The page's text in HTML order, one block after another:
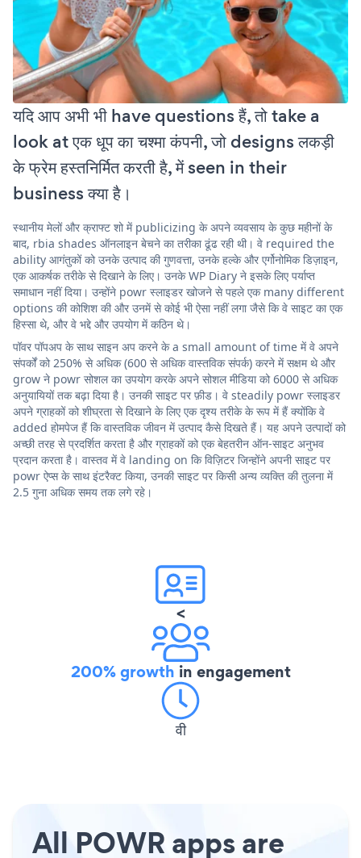
यदि आप अभी भी have questions हैं, तो take a
look at एक धूप का चश्मा कंपनी, जो designs लकड़ी
के फ्रेम हस्तनिर्मित करती है, में seen in their
business क्या है।
स्थानीय मेलों और क्राफ्ट शो में publicizing के अपने व्यवसाय के कुछ महीनों के
बाद, rbia shades ऑनलाइन बेचने का तरीका ढूंढ रही थी। वे required the
ability आगंतुकों को उनके उत्पाद की गुणवत्ता, उनके हल्के और एर्गोनोमिक डिज़ाइन,
एक आकर्षक तरीके से दिखाने के लिए। उनके WP Diary ने इसके लिए पर्याप्त
समाधान नहीं दिया। उन्होंने powr स्लाइडर खोजने से पहले एक many different
options की कोशिश की और उनमें से कोई भी ऐसा नहीं लगा जैसे कि वे साइट का एक
हिस्सा थे, और वे भद्दे और उपयोग में कठिन थे।
पॉवर पॉपअप के साथ साइन अप करने के a small amount of time में वे अपने
संपर्कों को 250% से अधिक (600 से अधिक वास्तविक संपर्क) करने में सक्षम थे और
grow ने powr सोशल का उपयोग करके अपने सोशल मीडिया को 6000 से अधिक
अनुयायियों तक बढ़ा दिया है। उनकी साइट पर फ़ीड। वे steadily powr स्लाइडर
अपने ग्राहकों को शीघ्रता से दिखाने के लिए एक दृश्य तरीके के रूप में हैं क्योंकि वे
added होमपेज हैं कि वास्तविक जीवन में उत्पाद कैसे दिखते हैं। यह अपने उत्पादों को
अच्छी तरह से प्रदर्शित करता है और ग्राहकों को एक बेहतरीन ऑन-साइट अनुभव
प्रदान करता है। वास्तव में वे landing on कि विज़िटर जिन्होंने अपनी साइट पर
powr ऐप्स के साथ इंटरैक्ट किया, उनकी साइट पर किसी अन्य व्यक्ति की तुलना में
2.5 गुना अधिक समय तक लगे रहे।
<
200% growth in engagement
वी
All POWR apps are